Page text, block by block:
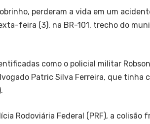
perderam a vida em um
feira (3), na BR-101, trecho do
como o policial militar
Patric Silva Ferreira, que tinha
Rodoviária Federal (PRF), a